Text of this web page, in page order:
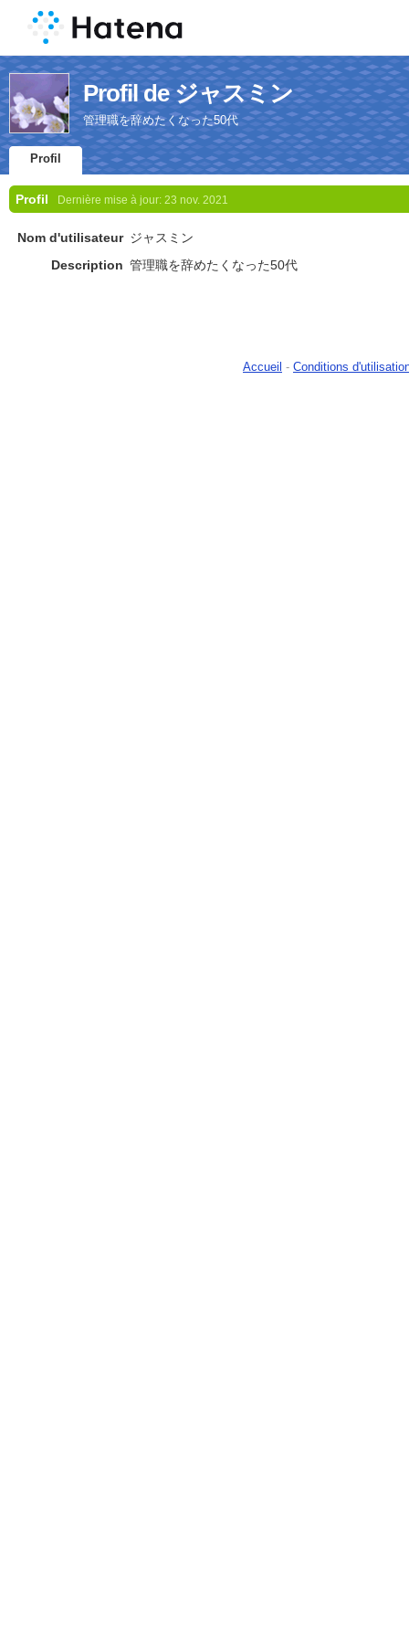
Profil de ジャスミン
管理職を辞めたくなった50代
Profil
Profil Dernière mise à jour: 23 nov. 2021
Nom d'utilisateur ジャスミン
Description 管理職を辞めたくなった50代
Accueil - Conditions